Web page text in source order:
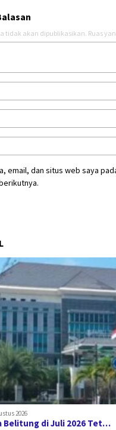
tidak akan dipublikasikan. Ruas
email, dan situs web saya
2026
Belitung di Juli 2026 Tet…